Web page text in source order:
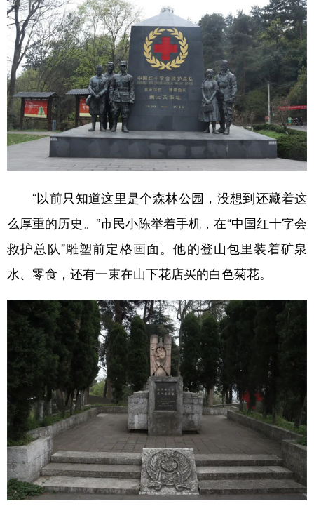
北京 天津 河北 山西
辽宁 吉林 上海 江苏
浙江 安徽 福建 江西
山东 河南 湖北 湖南
广东 广西 海南 重庆
四川 贵州 云南 西藏
陕西 甘肃 青海 宁夏
新疆 内蒙古 黑龙江
多语种频道
English Español Français عربى
Русский язык 日本語
Deutsch Português
“以前只知道这里是个森林公园，没想到还藏着这
么厚重的历史。”市民小陈举着手机，在“中国红十字会
救护总队”雕塑前定格画面。他的登山包里装着矿泉
水、零食，还有一束在山下花店买的白色菊花。